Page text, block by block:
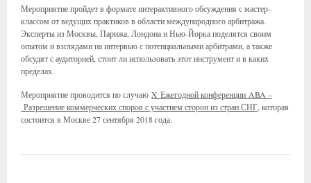
Мероприятие пройдет в формате интерактивного обсуждения с мастер-
классом от ведущих практиков в области международного арбитража.
Эксперты из Москвы, Парижа, Лондона и Нью-Йорка поделятся своим
опытом и взглядами на интервью с потенциальными арбитрами, а также
обсудят с аудиторией, стоит ли использовать этот инструмент и в каких
пределах.
Мероприятие проводится по случаю X Ежегодной конференции ABA –
Разрешение коммерческих споров с участием сторон из стран СНГ , которая
состоится в Москве 27 сентября 2018 года.